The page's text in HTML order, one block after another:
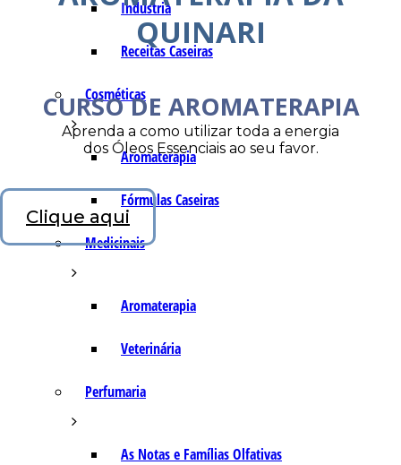
Indústria
Receitas Caseiras
Cosméticas
Aromaterapia
Fórmulas Caseiras
Medicinais
Aromaterapia
Veterinária
Perfumaria
As Notas e Famílias Olfativas
QUINARI
CURSO DE AROMATERAPIA
Aprenda a como utilizar toda a energia
dos Óleos Essenciais ao seu favor.
Clique aqui